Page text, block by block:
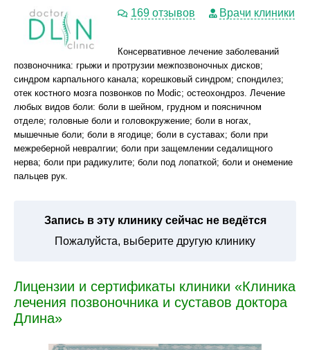
169 отзывов Врачи клиники
Консервативное лечение заболеваний
позвоночника: грыжи и протрузии межпозвоночных дисков;
синдром карпального канала; корешковый синдром; спондилез;
отек костного мозга позвонков по Modic; остеохондроз. Лечение
любых видов боли: боли в шейном, грудном и поясничном
отделе; головные боли и головокружение; боли в ногах,
мышечные боли; боли в ягодице; боли в суставах; боли при
межреберной невралгии; боли при защемлении седалищного
нерва; боли при радикулите; боли под лопаткой; боли и онемение
пальцев рук.
Запись в эту клинику сейчас не ведётся
Пожалуйста, выберите другую клинику
Лицензии и сертификаты клиники «Клиника
лечения позвоночника и суставов доктора
Длина»